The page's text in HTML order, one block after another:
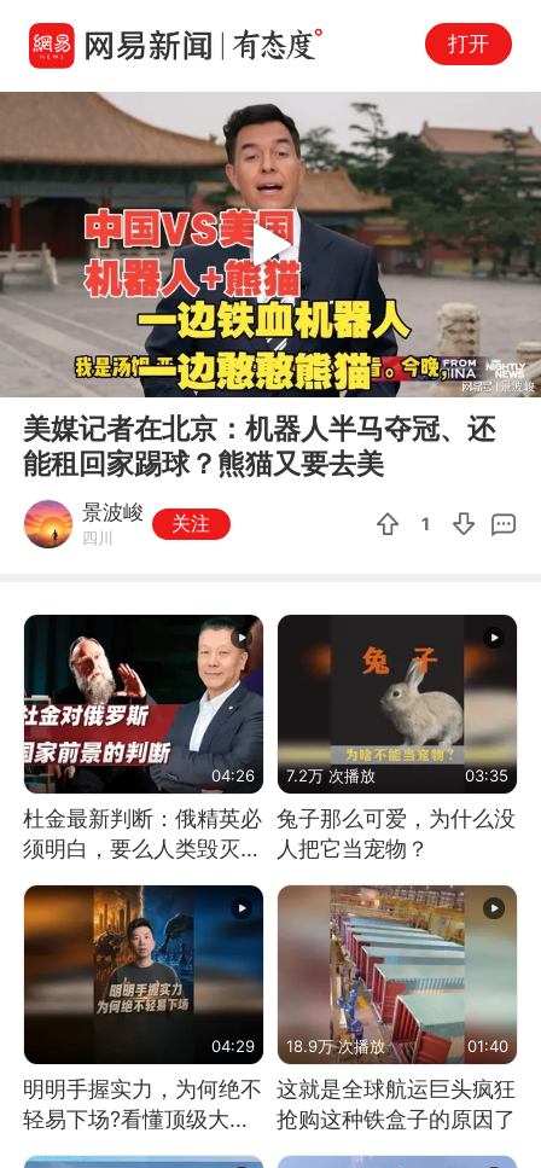
打开
00:00 06:35
Play
美媒记者在北京：机器人半马夺冠、还
能租回家踢球？熊猫又要去美
景波峻
四川
关注 1
04:26
杜金最新判断：俄精英必
须明白，要么人类毁灭，
要么俄毁灭
7.2万 次播放 03:35
兔子那么可爱，为什么没
人把它当宠物？
04:29
明明手握实力，为何绝不
轻易下场?看懂顶级大国
18.9万 次播放 01:40
这就是全球航运巨头疯狂
抢购这种铁盒子的原因了